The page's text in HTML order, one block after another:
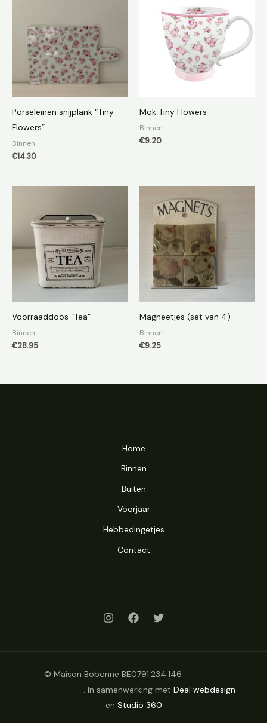
Porseleinen snijplank “Tiny
Flowers”
Binnen
€14.30
Mok Tiny Flowers
Binnen
€9.20
Voorraaddoos “Tea”
Binnen
€28.95
Magneetjes (set van 4)
Binnen
€9.25
Home
Binnen
Buiten
Voorjaar
Hebbedingetjes
Contact
© Maison Bobonne BE0791.234.146
. In samenwerking met Deal webdesign
en Studio 360